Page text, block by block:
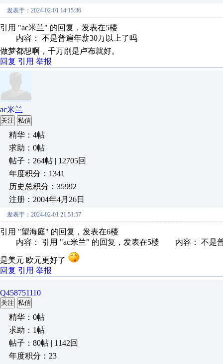
发表于：2024-02-01 14:15:36
引用 "ac米兰" 的回复，发表在5楼
内容： 不是普遍年薪30万以上了吗
做梦都想啊，千万别是卢布就好。
回复 引用 举报
ac米兰
关注 私信
精华：4帖
求助：0帖
帖子：264帖 | 12705回
年度积分：1341
历史总积分：35992
注册：2004年4月26日
发表于：2024-02-01 21:51:57
引用 "望海庭" 的回复，发表在6楼
内容： 引用 "ac米兰" 的回复，发表在5楼 内容： 不是普
是美元 欧元更好了
回复 引用 举报
Q458751110
关注 私信
精华：0帖
求助：1帖
帖子：80帖 | 1142回
年度积分：23